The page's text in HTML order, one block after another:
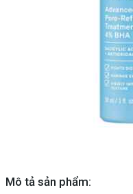
Mô tả sản phẩm: